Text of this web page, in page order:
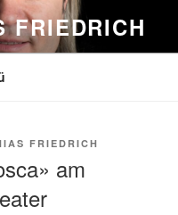
FRIEDRICH
FRIEDRICH
am